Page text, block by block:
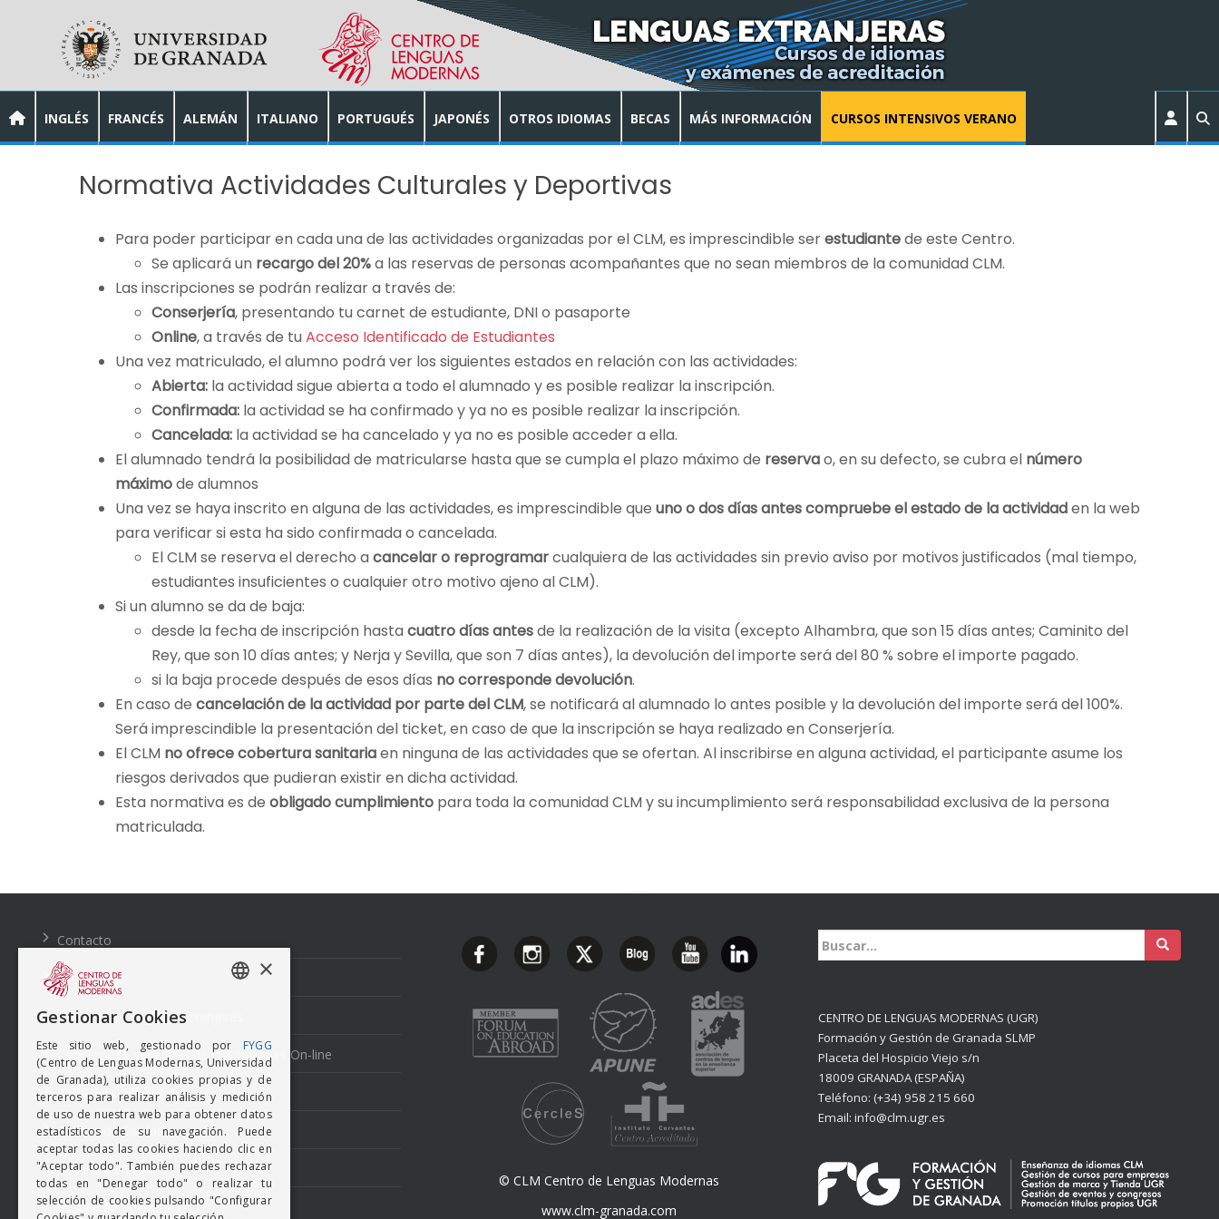
INGLÉS FRANCÉS ALEMÁN ITALIANO PORTUGUÉS JAPONÉS OTROS IDIOMAS BECAS MÁS INFORMACIÓN CURSOS INTENSIVOS VERANO
Normativa Actividades Culturales y Deportivas
Para poder participar en cada una de las actividades organizadas por el CLM, es imprescindible serestudiantede este Centro.
Se aplicará un recargo del 20%a las reservas de personas acompañantes que no sean miembros de la comunidad CLM.
Las inscripciones se podrán realizar a través de:
Conserjería, presentando tu carnet de estudiante, DNI o pasaporte
Online, a través de tu Acceso Identificado de Estudiantes
Una vez matriculado, el alumno podrá ver los siguientes estados en relación con las actividades:
Abierta:la actividad sigue abierta a todo el alumnado y es posible realizar la inscripción.
Confirmada:la actividad se ha confirmado y ya no es posible realizar la inscripción.
Cancelada:la actividad se ha cancelado y ya no es posible acceder a ella.
El alumnado tendrá la posibilidad de matricularse hasta que se cumpla el plazo máximo de reservao, en su defecto, se cubra el número
máximode alumnos
Una vez se haya inscrito en alguna de las actividades, es imprescindible que uno o dos días antes compruebe el estado de la actividaden la web
para verificar si esta ha sido confirmada o cancelada.
El CLM se reserva el derecho a cancelar o reprogramarcualquiera de las actividades sin previo aviso por motivos justificados (mal tiempo,
estudiantes insuficientes o cualquier otro motivo ajeno al CLM).
Si un alumno se da de baja:
desde la fecha de inscripción hasta cuatro días antesde la realización de la visita (excepto Alhambra, que son 15 días antes; Caminito del
Rey, que son 10 días antes; y Nerja y Sevilla, que son 7 días antes), la devolución del importe será del 80 % sobre el importe pagado.
si la baja procede después de esos días no corresponde devolución.
En caso de cancelación de la actividad por parte del CLM, se notificará al alumnado lo antes posible y la devolución del importe será del 100%.
Será imprescindible la presentación del ticket, en caso de que la inscripción se haya realizado en Conserjería.
El CLM no ofrece cobertura sanitariaen ninguna de las actividades que se ofertan. Al inscribirse en alguna actividad, el participante asume los
riesgos derivados que pudieran existir en dicha actividad.
Esta normativa es de obligado cumplimientopara toda la comunidad CLM y su incumplimiento será responsabilidad exclusiva de la persona
matriculada.
de
Contacto
Aviso Legal
Normativa Lenguas Extranjeras
Condiciones generales de inscripciones On-line
Perfil del Contratante
Política de Calidad
Política de Cookies
Politica de Privacidad
© CLM Centro de Lenguas Modernas
www.clm-granada.com
Buscar:
CENTRO DE LENGUAS MODERNAS (UGR)
Formación y Gestión de Granada SLMP
Placeta del Hospicio Viejo s/n
18009 GRANADA (ESPAÑA)
Teléfono: (+34) 958 215 660
Email: info@clm.ugr.es
×
Gestionar Cookies
Este sitio web, gestionado por FYGG
(Centro de Lenguas Modernas, Universidad
de Granada), utiliza cookies propias y de
terceros para realizar análisis y medición
de uso de nuestra web para obtener datos
estadísticos de su navegación. Puede
aceptar todas las cookies haciendo clic en
"Aceptar todo". También puedes rechazar
todas en "Denegar todo" o realizar tu
selección de cookies pulsando "Configurar